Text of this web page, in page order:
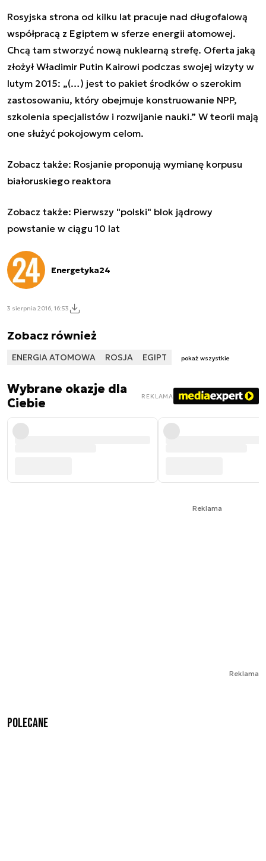
Rosyjska strona od kilku lat pracuje nad długofalową
współpracą z Egiptem w sferze energii atomowej.
Chcą tam stworzyć nową nuklearną strefę. Oferta jaką
złożył Władimir Putin Kairowi podczas swojej wizyty w
lutym 2015: „(…) jest to pakiet środków o szerokim
zastosowaniu, który obejmuje konstruowanie NPP,
szkolenia specjalistów i rozwijanie nauki.” W teorii mają
one służyć pokojowym celom.
Zobacz także: Rosjanie proponują wymianę korpusu
białoruskiego reaktora
Zobacz także: Pierwszy "polski" blok jądrowy
powstanie w ciągu 10 lat
Energetyka24
3 sierpnia 2016, 16:53
Zobacz również
ENERGIA ATOMOWA ROSJA EGIPT pokaż wszystkie
Wybrane okazje dla
Ciebie
REKLAMA
Reklama
Reklama
Polecane